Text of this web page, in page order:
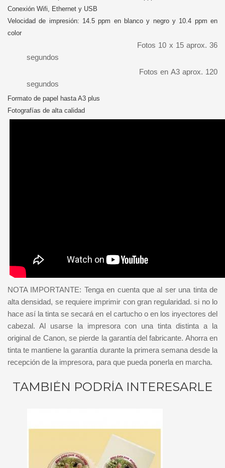
Conexión Wifi, Ethernet y USB
Velocidad de impresión: 14.5 ppm en blanco y negro y 10.4 ppm en
color
Fotos 10 x 15 aprox. 36
segundos
Fotos en A3 aprox. 120
segundos
Formato de papel hasta A3 plus
Fotografías de alta calidad
NOTA IMPORTANTE: Tenga en cuenta que al ser una tinta de
alta densidad, se requiere imprimir con gran regularidad. si no lo
hace así la tinta se secará en el cartucho o en los inyectores del
cabezal. Al usarse la impresora con una tinta distinta a la
original de Canon, se pierde la garantía del fabricante. Ahorra en
tinta te mantiene la garantía durante la primera semana desde la
recepción de la impresora, para que pueda ponerla en marcha.
TAMBIÉN PODRÍA INTERESARLE